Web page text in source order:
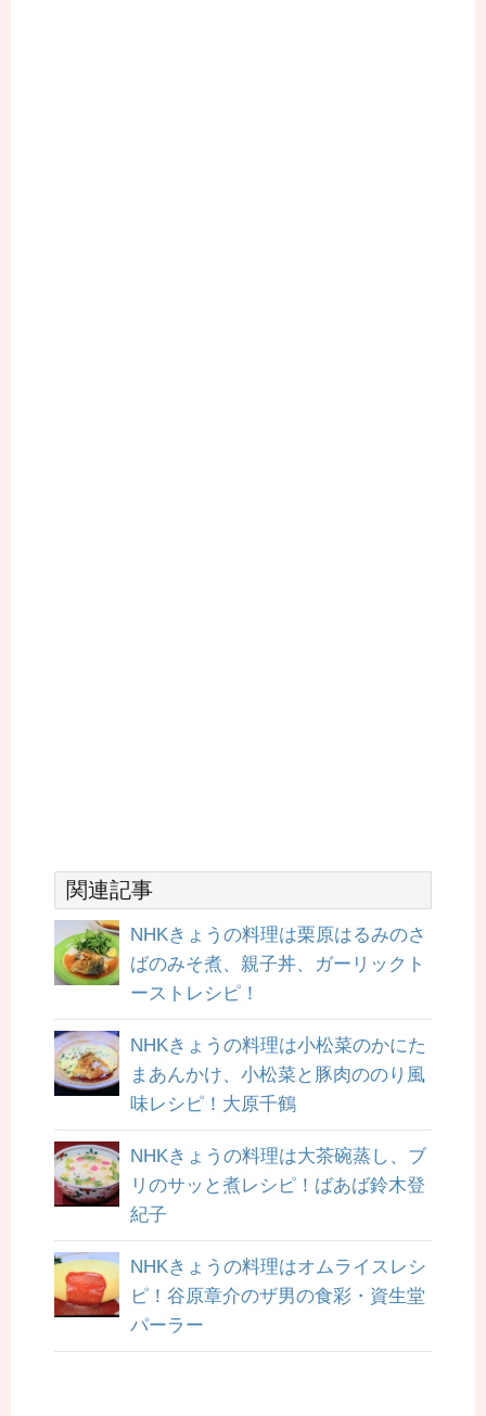
関連記事
NHKきょうの料理は栗原はるみのさ
ばのみそ煮、親子丼、ガーリックト
ーストレシピ！
NHKきょうの料理は小松菜のかにた
まあんかけ、小松菜と豚肉ののり風
味レシピ！大原千鶴
NHKきょうの料理は大茶碗蒸し、ブ
リのサッと煮レシピ！ばあば鈴木登
紀子
NHKきょうの料理はオムライスレシ
ピ！谷原章介のザ男の食彩・資生堂
パーラー